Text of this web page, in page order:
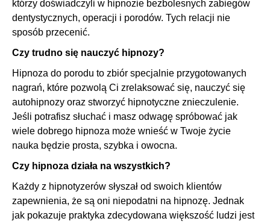
którzy doświadczyli w hipnozie bezbolesnych zabiegów
dentystycznych, operacji i porodów. Tych relacji nie
sposób przecenić.
Czy trudno się nauczyć hipnozy?
Hipnoza do porodu to zbiór specjalnie przygotowanych
nagrań, które pozwolą Ci zrelaksować się, nauczyć się
autohipnozy oraz stworzyć hipnotyczne znieczulenie.
Jeśli potrafisz słuchać i masz odwagę spróbować jak
wiele dobrego hipnoza może wnieść w Twoje życie
nauka będzie prosta, szybka i owocna.
Czy hipnoza działa na wszystkich?
Każdy z hipnotyzerów słyszał od swoich klientów
zapewnienia, że są oni niepodatni na hipnozę. Jednak
jak pokazuje praktyka zdecydowana większość ludzi jest